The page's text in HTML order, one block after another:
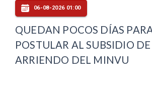
06-08-2026 01:00
QUEDAN POCOS DÍAS
POSTULAR AL SUBSIDIO DE
ARRIENDO DEL MINVU